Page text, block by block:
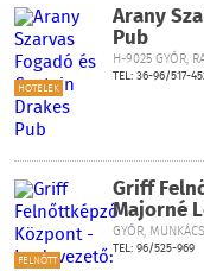
HOTELEK
Arany
Pub
H-9025 GYŐR,
TEL: 36-96/517-
FELNŐTT
Griff
Majorné
GYŐR,
TEL: 96/525-969